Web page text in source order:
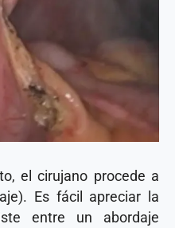
el cirujano procede a
Es fácil apreciar la
entre un abordaje